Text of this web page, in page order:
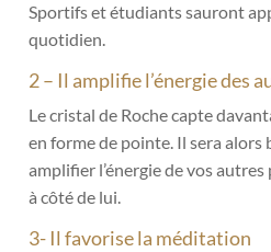
Sportifs et étudiants sauront
quotidien.
2 – Il amplifie l’énergie des
Le cristal de Roche capte
en forme de pointe. Il sera alors
amplifier l’énergie de vos
à côté de lui.
3- Il favorise la méditation